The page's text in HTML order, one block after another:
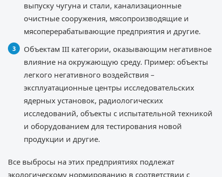
выпуску чугуна и стали, канализационные
очистные сооружения, мясопроизводящие и
мясоперерабатывающие предприятия и другие.
Объектам III категории, оказывающим негативное
влияние на окружающую среду. Пример: объекты
легкого негативного воздействия –
эксплуатационные центры исследовательских
ядерных установок, радиологических
исследований, объекты с испытательной техникой
и оборудованием для тестирования новой
продукции и другие.
Все выбросы на этих предприятиях подлежат
экологическому нормированию в соответствии с